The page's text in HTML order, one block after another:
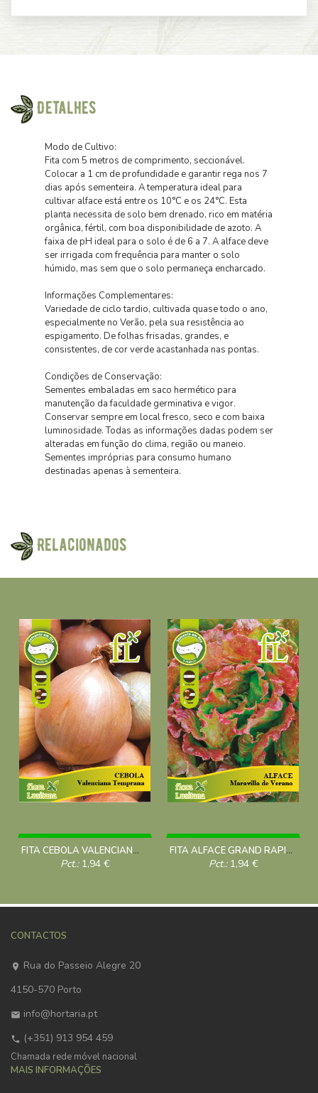
Detalhes
Modo de Cultivo:
Fita com 5 metros de comprimento, seccionável.
Colocar a 1 cm de profundidade e garantir rega nos 7
dias após sementeira. A temperatura ideal para
cultivar alface está entre os 10°C e os 24°C. Esta
planta necessita de solo bem drenado, rico em matéria
orgânica, fértil, com boa disponibilidade de azoto. A
faixa de pH ideal para o solo é de 6 a 7. A alface deve
ser irrigada com frequência para manter o solo
húmido, mas sem que o solo permaneça encharcado.
Informações Complementares:
Variedade de ciclo tardio, cultivada quase todo o ano,
especialmente no Verão, pela sua resistência ao
espigamento. De folhas frisadas, grandes, e
consistentes, de cor verde acastanhada nas pontas.
Condições de Conservação:
Sementes embaladas em saco hermético para
manutenção da faculdade germinativa e vigor.
Conservar sempre em local fresco, seco e com baixa
luminosidade. Todas as informações dadas podem ser
alteradas em função do clima, região ou maneio.
Sementes impróprias para consumo humano
destinadas apenas à sementeira.
Relacionados
FITA CEBOLA VALENCIANA TEMPRANA *FL*
Pct.: 1,94 €
FITA ALFACE GRAND RAPIDS *FL*
Pct.: 1,94 €
CONTACTOS
Rua do Passeio Alegre 20
4150-570 Porto
info@hortaria.pt
(+351) 913 954 459
Chamada rede móvel nacional
MAIS INFORMAÇÕES